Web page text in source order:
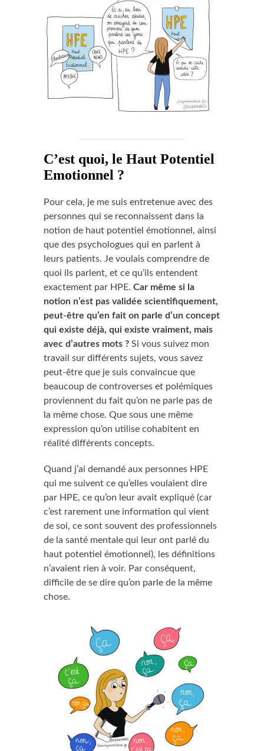
C’est quoi, le Haut Potentiel
Emotionnel ?
Pour cela, je me suis entretenue avec des
personnes qui se reconnaissent dans la
notion de haut potentiel émotionnel, ainsi
que des psychologues qui en parlent à
leurs patients. Je voulais comprendre de
quoi ils parlent, et ce qu’ils entendent
exactement par HPE. Car même si la
notion n’est pas validée scientifiquement,
peut-être qu’en fait on parle d’un concept
qui existe déjà, qui existe vraiment, mais
avec d’autres mots ? Si vous suivez mon
travail sur différents sujets, vous savez
peut-être que je suis convaincue que
beaucoup de controverses et polémiques
proviennent du fait qu’on ne parle pas de
la même chose. Que sous une même
expression qu’on utilise cohabitent en
réalité différents concepts.
Quand j’ai demandé aux personnes HPE
qui me suivent ce qu’elles voulaient dire
par HPE, ce qu’on leur avait expliqué (car
c’est rarement une information qui vient
de soi, ce sont souvent des professionnels
de la santé mentale qui leur ont parlé du
haut potentiel émotionnel), les définitions
n’avaient rien à voir. Par conséquent,
difficile de se dire qu’on parle de la même
chose.